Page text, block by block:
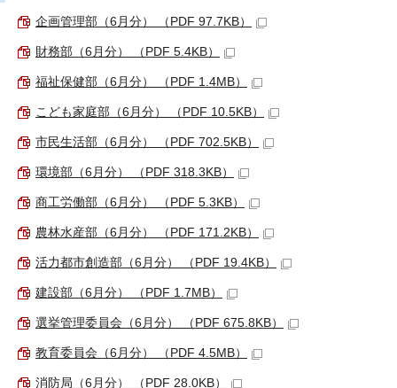
企画管理部（6月分） （PDF 97.7KB）
財務部（6月分） （PDF 5.4KB）
福祉保健部（6月分） （PDF 1.4MB）
こども家庭部（6月分） （PDF 10.5KB）
市民生活部（6月分） （PDF 702.5KB）
環境部（6月分） （PDF 318.3KB）
商工労働部（6月分） （PDF 5.3KB）
農林水産部（6月分） （PDF 171.2KB）
活力都市創造部（6月分） （PDF 19.4KB）
建設部（6月分） （PDF 1.7MB）
選挙管理委員会（6月分） （PDF 675.8KB）
教育委員会（6月分） （PDF 4.5MB）
消防局（6月分） （PDF 28.0KB）